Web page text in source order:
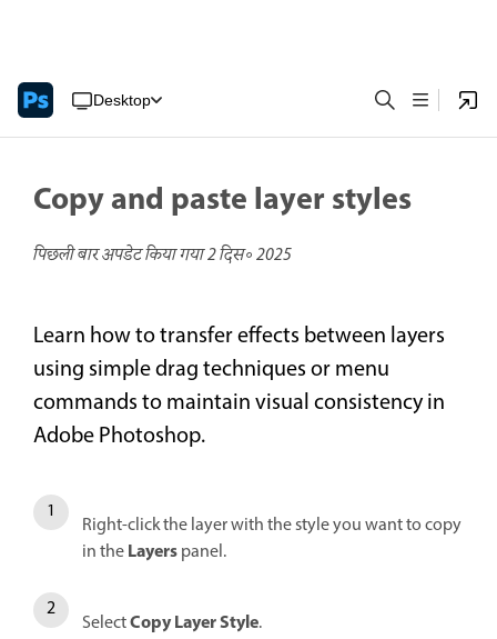
Desktop
Copy and paste layer styles
पिछली बार अपडेट किया गया2 दिस॰ 2025
Learn how to transfer effects between layers
using simple drag techniques or menu
commands to maintain visual consistency in
Adobe Photoshop.
Right-click the layer with the style you want to copy
in theLayerspanel.
SelectCopy Layer Style.